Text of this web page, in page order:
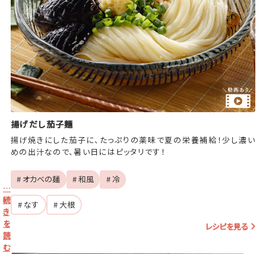
揚げだし茄子麺
揚げ焼きにした茄子に、たっぷりの薬味で夏の栄養補給！少し濃い
めの出汁なので、暑い日にはピッタリです！
# オカベの麺 # 和風 # 冷
# なす
# 大根
レシピを見る
…
続
き
を
読
む